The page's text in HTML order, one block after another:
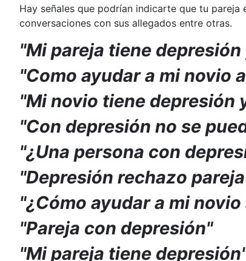
Hay señales que podrían indicarte que tu
conversaciones con sus allegados entre otras.
"Mi pareja tiene
"Como ayudar a mi novio
"Mi novio tiene depresión
"Con depresión no se
"¿Una persona con
"Depresión rechazo
"¿Cómo ayudar a mi
"Pareja con depresión"
"Mi pareja tiene